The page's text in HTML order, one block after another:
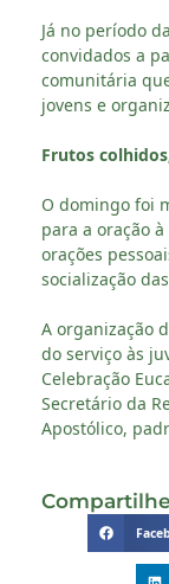
Já no período
convidados a
comunitária
jovens e
Frutos
O domingo foi
para a oração à
orações
socialização
A organização
do serviço às
Celebração
Secretário da
Apostólico,